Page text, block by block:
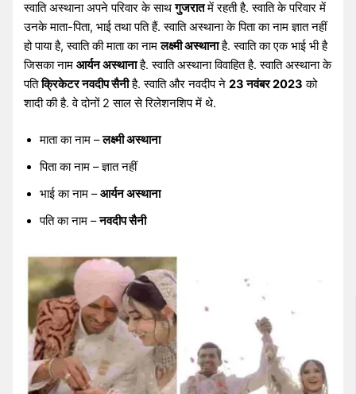
स्वाति अस्थाना अपने परिवार के साथगुजरातमें रहती है. स्वाति के परिवार में
उनके माता-पिता, भाई तथा पति हैं. स्वाति अस्थाना के पिता का नाम ज्ञात नहीं
हो पाया है, स्वाति की माता का नामलक्ष्मी अस्थानाहै. स्वाति का एक भाई भी है
जिसका नामआर्यन अस्थानाहै. स्वाति अस्थाना विवाहित है. स्वाति अस्थाना के
पतिक्रिकेटर नवदीप सैनीहै. स्वाति और नवदीप ने23 नवंबर 2023 को
शादी की है. वे दोनों 2 साल से रिलेशनशिप में थे.
माता का नाम –लक्ष्मी अस्थाना
पिता का नाम – ज्ञात नहीं
भाई का नाम –आर्यन अस्थाना
पति का नाम –नवदीप सैनी